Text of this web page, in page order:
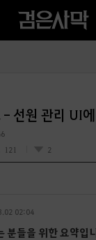
선원 관리 UI
121 2
02:04
분들을 위한 요약입